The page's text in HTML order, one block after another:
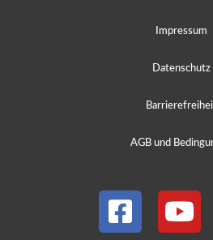
Impressum
Datenschutz
AGB und